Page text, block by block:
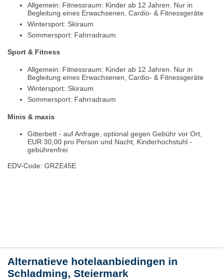
Allgemein: Fitnessraum: Kinder ab 12 Jahren. Nur in
Begleitung eines Erwachsenen, Cardio- & Fitnessgeräte
Wintersport: Skiraum
Sommersport: Fahrradraum
Sport & Fitness
Allgemein: Fitnessraum: Kinder ab 12 Jahren. Nur in
Begleitung eines Erwachsenen, Cardio- & Fitnessgeräte
Wintersport: Skiraum
Sommersport: Fahrradraum
Minis & maxis
Gitterbett - auf Anfrage, optional gegen Gebühr vor Ort,
EUR 30,00 pro Person und Nacht, Kinderhochstuhl -
gebührenfrei
EDV-Code: GRZE45E
Alternatieve hotelaanbiedingen in
Schladming, Steiermark